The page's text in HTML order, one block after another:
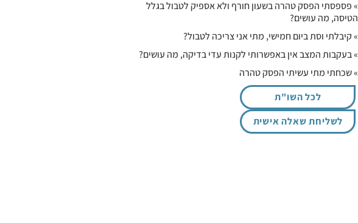
» פספסתי הפסק טהרה בשעון חורף ולא אספיק לטבול בגלל
הטיסה, מה עושים?
» קיבלתי וסת ביום חמישי, מתי אני צריכה לטבול?
» בעקבות המצב אין באפשרותי לקנות עדי בדיקה, מה עושים?
» שכחתי מתי עשיתי הפסק טהרה
לכל השו"ת
לשליחת שאלה אישית